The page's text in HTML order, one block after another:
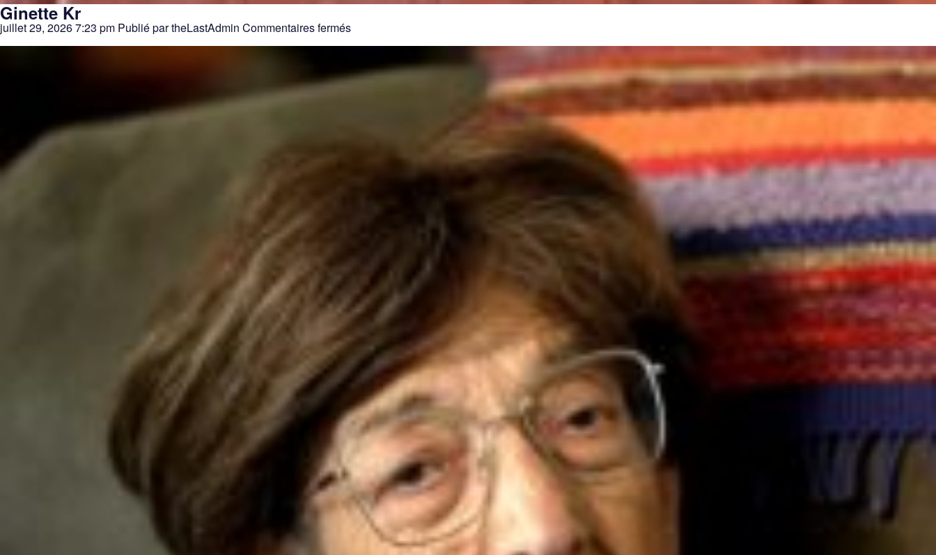
Ginette Kr
juillet 29, 2026 7:23 pm Publié partheLastAdmin Commentaires ferméssur